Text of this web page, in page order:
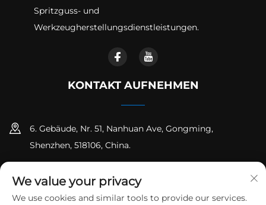
Spritzguss- und
Werkzeugherstellungsdienstleistungen.
KONTAKT AUFNEHMEN
6. Gebäude, Nr. 51, Nanhuan Ave, Gongming,
Shenzhen, 518106, China.
[email protected]
We value your privacy
We use cookies and similar tools to provide our services.